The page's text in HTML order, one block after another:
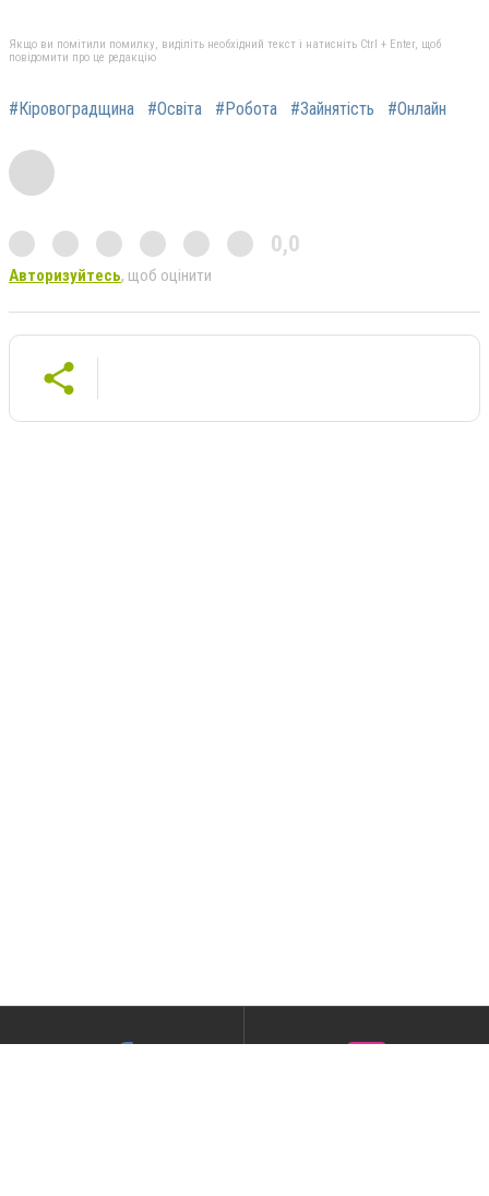
Якщо ви помітили помилку, виділіть необхідний текст і натисніть Ctrl + Enter, щоб
повідомити про це редакцію
#Кіровоградщина #Освіта #Робота #Зайнятість #Онлайн
0,0
Авторизуйтесь, щоб оцінити